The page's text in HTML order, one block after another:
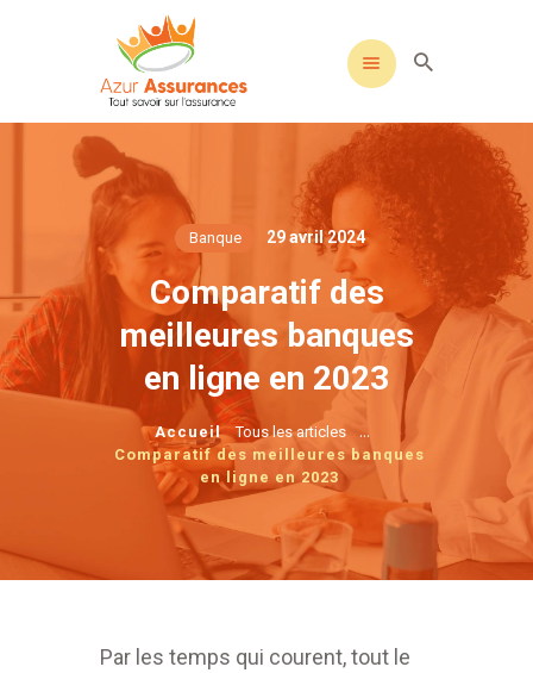
Banque 29 avril 2024
Comparatif des
meilleures banques
en ligne en 2023
Accueil Tous les articles ...
Comparatif des meilleures banques
en ligne en 2023
Par les temps qui courent, tout le